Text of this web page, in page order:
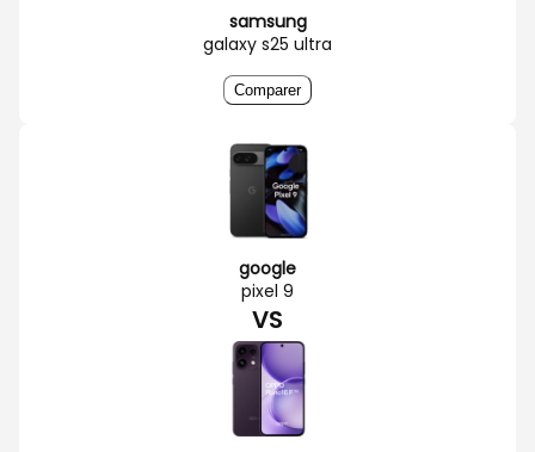
samsung
galaxy s25 ultra
Comparer
google
pixel 9
VS